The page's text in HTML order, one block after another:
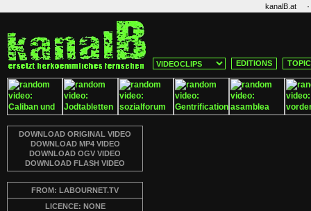
kanalB.at ·
EDITIONS
DOWNLOAD ORIGINAL VIDEO
DOWNLOAD MP4 VIDEO
DOWNLOAD OGV VIDEO
DOWNLOAD FLASH VIDEO
FROM: LABOURNET.TV
LICENCE: NONE